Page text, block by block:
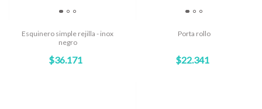
Esquinero simple rejilla - inox
negro
$36.171
Porta rollo
$22.341